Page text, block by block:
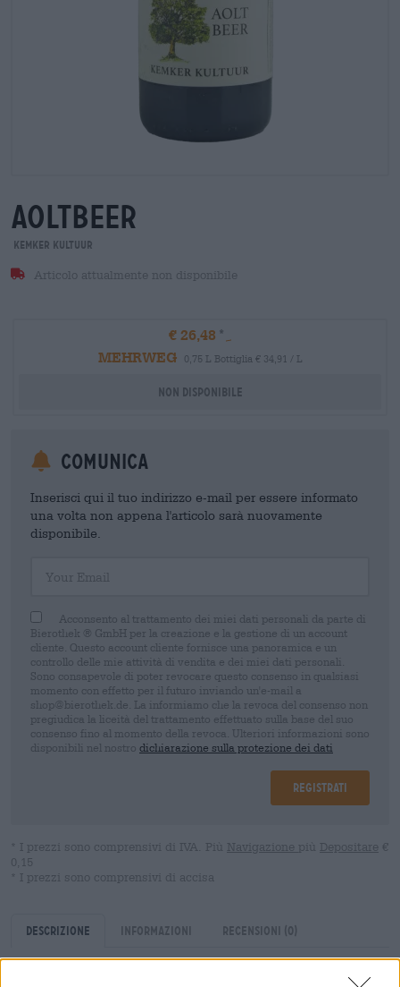
aoltbeer
Kemker Kultuur
Articolo attualmente non disponibile
€ 26,48
MEHRWEG
0,75 L Bottiglia € 34,91 / L
Non disponibile
Comunica
Inserisci qui il tuo indirizzo e-mail per essere informato
una volta non appena l'articolo sarà nuovamente
disponibile.
Acconsento al trattamento dei miei dati personali da parte di
Bierothek ® GmbH per la creazione e la gestione di un account
cliente. Questo account cliente fornisce una panoramica e un
controllo delle mie attività di vendita e dei miei dati personali.
Sono consapevole di poter revocare questo consenso in qualsiasi
momento con effetto per il futuro inviando un'e-mail a
shop@bierothek.de. La informiamo che la revoca del consenso non
pregiudica la liceità del trattamento effettuato sulla base del suo
consenso fino al momento della revoca. Ulteriori informazioni sono
disponibili nel nostro dichiarazione sulla protezione dei dati
Registrati
* I prezzi sono comprensivi di IVA. Più Navigazione più Depositare €
0,15
* I prezzi sono comprensivi di accisa
Descrizione Informazioni Recensioni (0)